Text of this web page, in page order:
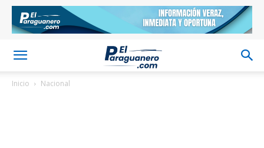
Inicio Nacional